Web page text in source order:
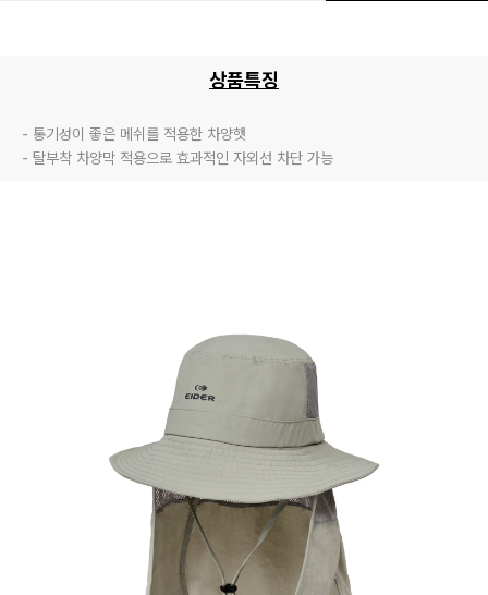
상품특징
- 통기성이 좋은 메쉬를 적용한 차양햇
- 탈부착 차양막 적용으로 효과적인 자외선 차단 가능